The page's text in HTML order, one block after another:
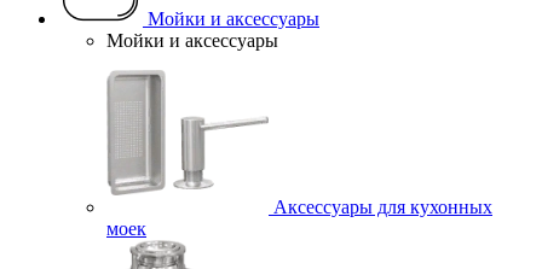
Мойки и аксессуары
Мойки и аксессуары
Аксессуары для кухонных
моек